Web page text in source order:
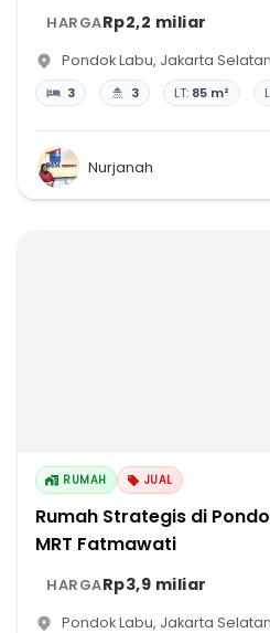
HARGARp2,2 miliar
Pondok Labu, Jakarta Selatan
3 3 LT: 85 m²
Nurjanah
RUMAH JUAL
Rumah Strategis di
MRT Fatmawati
HARGARp3,9 miliar
Pondok Labu, Jakarta Selatan